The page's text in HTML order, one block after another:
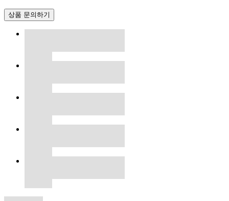
상품 문의하기